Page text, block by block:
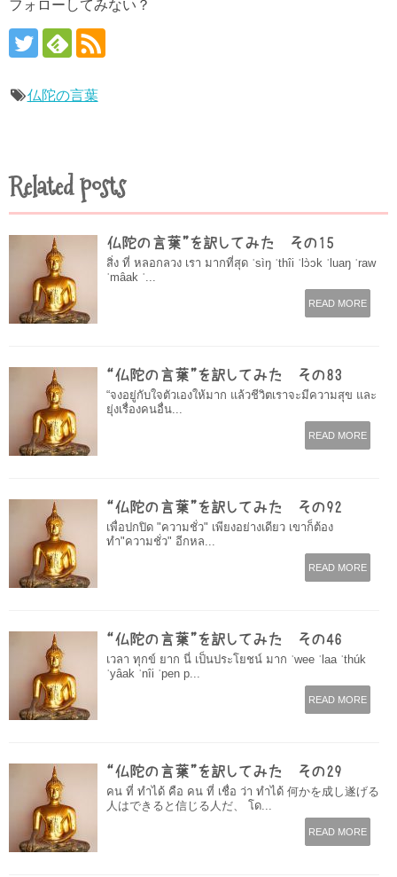
フォローしてみない？
仏陀の言葉
Related posts
仏陀の言葉”を訳してみた その15
สิ่ง ที่ หลอกลวง เรา มากที่สุด ˈsìŋ ˈthîi ˈlɔ̀ɔk ˈluaŋ ˈraw
ˈmâak ˈ...
READ MORE
“仏陀の言葉”を訳してみた その83
“จงอยู่กับใจตัวเองให้มาก แล้วชีวิตเราจะมีความสุข และ
ยุ่งเรื่องคนอื่น...
READ MORE
“仏陀の言葉”を訳してみた その92
เพื่อปกปิด​ "ความชั่ว" เพียงอย่างเดียว​ เขาก็ต้อง
ทำ"ความชั่ว" อีกหล...
READ MORE
“仏陀の言葉”を訳してみた その46
เวลา ทุกข์ ยาก นี่ เป็นประโยชน์ มาก ˈwee ˈlaa ˈthúk
ˈyâak ˈnîi ˈpen p...
READ MORE
“仏陀の言葉”を訳してみた その29
คน ที่ ทำได้ คือ คน ที่ เชื่อ ว่า ทำได้ 何かを成し遂げる
人はできると信じる人だ、 โด...
READ MORE